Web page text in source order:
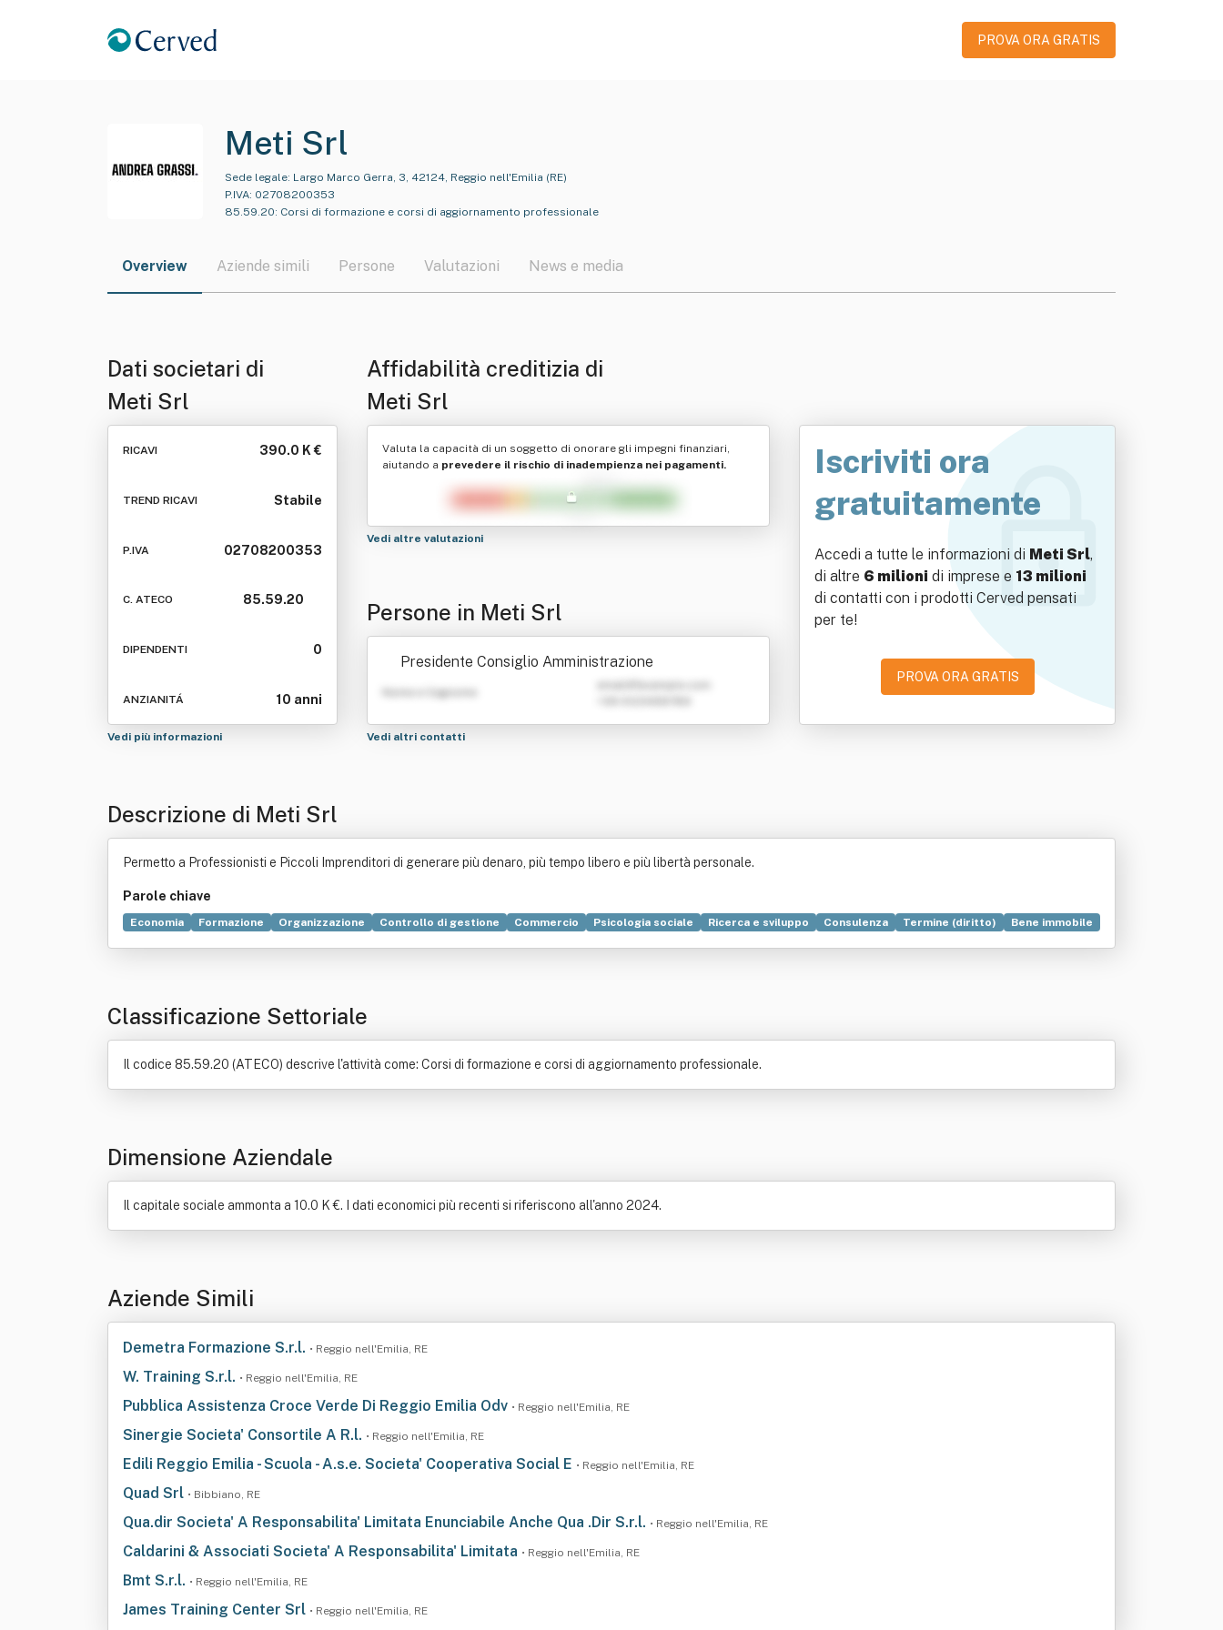
PROVA ORA GRATIS
Meti Srl
Sede legale: Largo Marco Gerra, 3, 42124, Reggio nell'Emilia (RE)
P.IVA: 02708200353
85.59.20: Corsi di formazione e corsi di aggiornamento professionale
Overview Aziende simili Persone Valutazioni News e media
Dati societari di
Meti Srl
RICAVI 390.0 K €
TREND RICAVI Stabile
P.IVA 02708200353
C. ATECO 85.59.20
DIPENDENTI 0
ANZIANITÁ 10 anni
Vedi più informazioni
Affidabilità creditizia di
Meti Srl
Valuta la capacità di un soggetto di onorare gli impegni finanziari,
aiutando a prevedere il rischio di inadempienza nei pagamenti.
Vedi altre valutazioni
Persone in Meti Srl
Presidente Consiglio Amministrazione
Nome e Cognome
Vedi altri contatti
Iscriviti ora
gratuitamente
Accedi a tutte le informazioni di Meti Srl,
di altre 6 milioni di imprese e 13 milioni
di contatti con i prodotti Cerved pensati
per te!
PROVA ORA GRATIS
Descrizione di Meti Srl
Permetto a Professionisti e Piccoli Imprenditori di generare più denaro, più tempo libero e più libertà personale.
Parole chiave
Economia Formazione Organizzazione Controllo di gestione Commercio Psicologia sociale Ricerca e sviluppo Consulenza Termine (diritto)
Bene immobile
Classificazione Settoriale
Il codice 85.59.20 (ATECO) descrive l'attività come: Corsi di formazione e corsi di aggiornamento professionale.
Dimensione Aziendale
Il capitale sociale ammonta a 10.0 K €. I dati economici più recenti si riferiscono all'anno 2024.
Aziende Simili
Demetra Formazione S.r.l. • Reggio nell'Emilia, RE
W. Training S.r.l. • Reggio nell'Emilia, RE
Pubblica Assistenza Croce Verde Di Reggio Emilia Odv • Reggio nell'Emilia, RE
Sinergie Societa' Consortile A R.l. • Reggio nell'Emilia, RE
Edili Reggio Emilia - Scuola - A.s.e. Societa' Cooperativa Social E • Reggio nell'Emilia, RE
Quad Srl • Bibbiano, RE
Qua.dir Societa' A Responsabilita' Limitata Enunciabile Anche Qua .Dir S.r.l. • Reggio nell'Emilia, RE
Caldarini & Associati Societa' A Responsabilita' Limitata • Reggio nell'Emilia, RE
Bmt S.r.l. • Reggio nell'Emilia, RE
James Training Center Srl • Reggio nell'Emilia, RE